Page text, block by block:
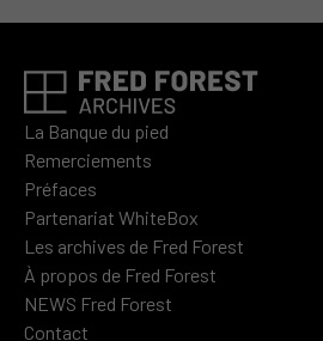
La Banque du pied
Remerciements
Préfaces
Partenariat WhiteBox
Les archives de Fred Forest
À propos de Fred Forest
NEWS Fred Forest
Contact